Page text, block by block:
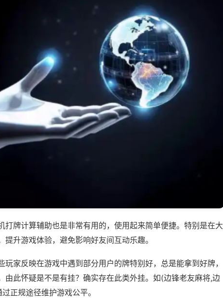
打牌计算辅助也是非常有用的，使用起来简单便捷。特别是在大
升游戏体验，避免影响好友间互动乐趣。
家反映在游戏中遇到部分用户的牌特别好，总是能拿到好牌，
由此怀疑是不是有挂？确实存在此类外挂。如(边锋老友麻将,边
正规途径维护游戏公平。